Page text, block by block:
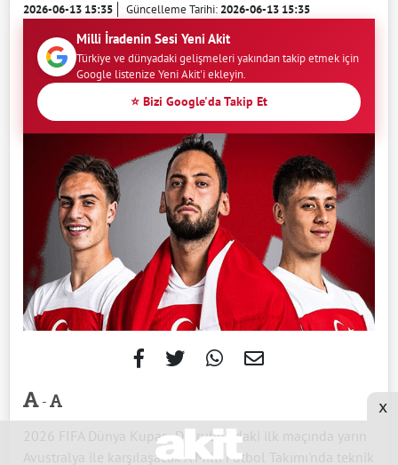
2026-06-13 15:35 Güncelleme Tarihi:2026-06-13 15:35
Milli İradenin Sesi Yeni Akit
Türkiye ve dünyadaki gelişmeleri yakından takip etmek için
Google listenize Yeni Akit'i ekleyin.
⭐ Bizi Google'da Takip Et
-
2026 FIFA Dünya Kupası D Grubu'ndaki ilk maçında yarın
Avustralya ile karşılaşacak A Milli Futbol Takımı'nda teknik
x